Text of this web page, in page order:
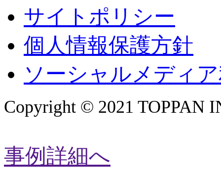
サイトポリシー
個人情報保護方針
ソーシャルメディ
Copyright © 2021 TOPPAN
事例詳細へ